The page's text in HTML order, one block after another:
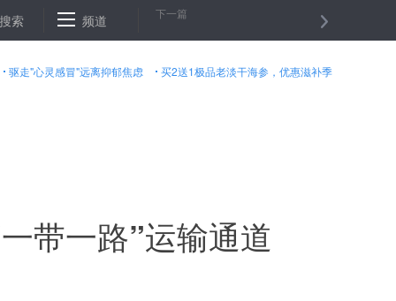
社会发展将有哪些“大动作”？——科技部副部长徐南平谈社会发展科技
搜索 频道 下一篇
驱走"心灵感冒"远离抑郁焦虑 买2送1极品老淡干海参，优惠滋补季
带一路”运输通道